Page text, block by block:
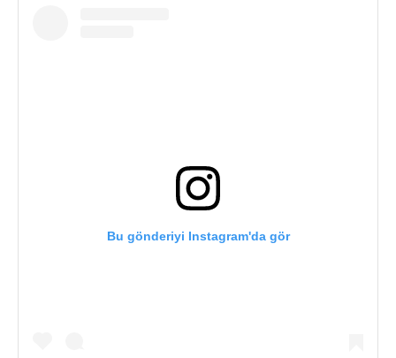
Bu gönderiyi Instagram'da gör